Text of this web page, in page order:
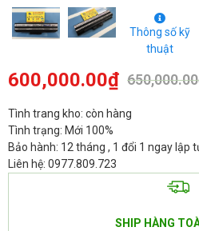
Thông số kỹ
thuật
650,000.00
600,000.00₫
Tình trang kho: còn hàng
Tình trạng: Mới 100%
Bảo hành: 12 tháng , 1 đổi 1 ngay lập
Liên hệ: 0977.809.723
SHIP HÀNG